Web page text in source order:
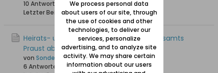
10 Antworten
8.279 Hits0 Likes
Letzter Beitrag07.11.2022, 18:59
Heirats- und Sterbeurkunden des Standesamts
Praust ab 1915 veröffentlicht
von Sonde
6 Antworten
7.370 Hits0 Likes
We process personal data
about users of our site, through
the use of cookies and other
technologies, to deliver our
services, personalize
advertising, and to analyze site
activity. We may share certain
information about our users